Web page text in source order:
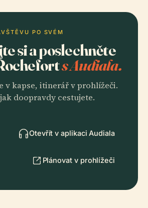
PO SVÉM
si a poslechněte
s Audiala.
v kapse, itinerář v prohlížeči.
doopravdy cestujete.
Otevřít v aplikaci Audiala
Plánovat v prohlížeči